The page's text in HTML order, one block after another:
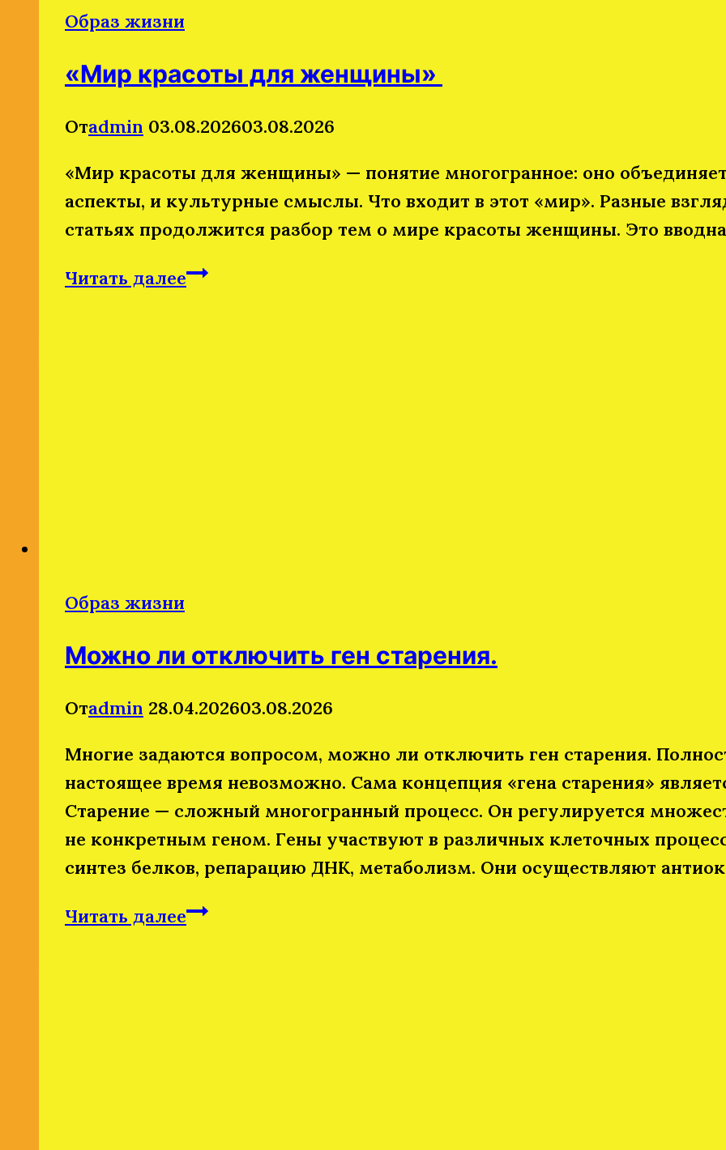
Образ жизни
«Мир красоты для женщины»
Отadmin 03.08.202603.08.2026
«Мир красоты для женщины» — понятие многогранное: оно
аспекты, и культурные смыслы. Что входит в этот «мир». Разные
статьях продолжится разбор тем о мире красоты женщины. Это
Читать далее«Мир
Образ жизни
Можно ли отключить ген старения.
Отadmin 28.04.202603.08.2026
Многие задаются вопросом, можно ли отключить ген старения.
настоящее время невозможно. Сама концепция «гена старения»
Старение — сложный многогранный процесс. Он регулируется
не конкретным геном. Гены участвуют в различных клеточных
синтез белков, репарацию ДНК, метаболизм. Они осуществляют
Читать далееМожно